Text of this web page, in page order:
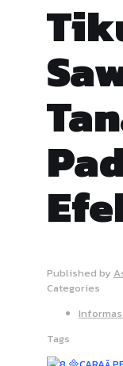
Published by
Categories
Tags